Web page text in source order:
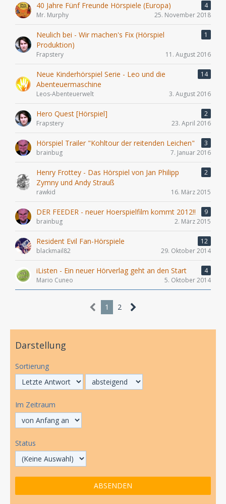
40 Jahre Fünf Freunde Hörspiele (Europa)
4
Mr. Murphy
25. November 2018
Neulich bei - Wir machen's Fix (Hörspiel
Produktion)
1
Frapstery 11. August 2016
Neue Kinderhörspiel Serie - Leo und die
Abenteuermaschine
14
Leos-Abenteuerwelt 3. August 2016
Hero Quest [Hörspiel]
2
Frapstery
23. April 2016
Hörspiel Trailer "Kohltour der reitenden Leichen"
3
brainbug
7. Januar 2016
Henry Frottey - Das Hörspiel von Jan Philipp
Zymny und Andy Strauß
2
rawkid 16. März 2015
DER FEEDER - neuer Hoerspielfilm kommt 2012!!
9
brainbug
2. März 2015
Resident Evil Fan-Hörspiele
12
blackmail82
29. Oktober 2014
iListen - Ein neuer Hörverlag geht an den Start
4
Mario Cuneo
5. Oktober 2014
1 2
Darstellung
Sortierung
Im Zeitraum
Status